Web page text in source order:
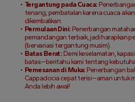
Tergantung pada Cuaca:
tenang; pembatalan karena cuaca
dikembalikan.
Permulaan Dini: Penerbangan
pemandangan terbaik, jadi harapkan
(bervariasi tergantung musim).
Batas Berat: Demi keselamatan,
batas—beritahu kami tentang
Pemesanan di Muka: Penerbangan
Cappadocia cepat terisi—aman untuk
Anda lebih awal!